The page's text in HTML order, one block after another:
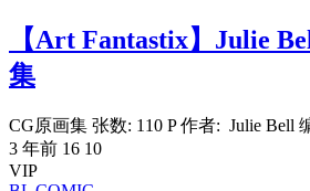
【Art Fantastix】Julie
集
CG原画集 张数: 110 P 作者: Julie Bell
3 年前 16 10
VIP